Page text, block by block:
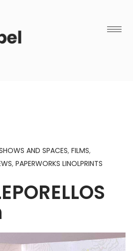
AND SPACES, FILMS,
, PAPERWORKS LINOLPRINTS